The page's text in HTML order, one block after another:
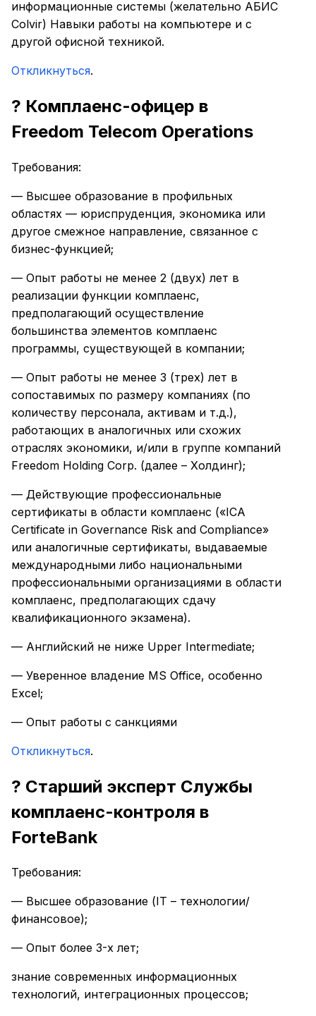
информационные системы (желательно АБИС
Colvir) Навыки работы на компьютере и с
другой офисной техникой.
Откликнуться.
? Комплаенс-офицер в
Freedom Telecom Operations
Требования:
— Высшее образование в профильных
областях — юриспруденция, экономика или
другое смежное направление, связанное с
бизнес-функцией;
— Опыт работы не менее 2 (двух) лет в
реализации функции комплаенс,
предполагающий осуществление
большинства элементов комплаенс
программы, существующей в компании;
— Опыт работы не менее 3 (трех) лет в
сопоставимых по размеру компаниях (по
количеству персонала, активам и т.д.),
работающих в аналогичных или схожих
отраслях экономики, и/или в группе компаний
Freedom Holding Corp. (далее – Холдинг);
— Действующие профессиональные
сертификаты в области комплаенс («ICA
Certificate in Governance Risk and Compliance»
или аналогичные сертификаты, выдаваемые
международными либо национальными
профессиональными организациями в области
комплаенс, предполагающих сдачу
квалификационного экзамена).
— Английский не ниже Upper Intermediate;
— Уверенное владение MS Office, особенно
Excel;
— Опыт работы с санкциями
Откликнуться.
? Старший эксперт Службы
комплаенс-контроля в
ForteBank
Требования:
— Высшее образование (IT – технологии/
финансовое);
— Опыт более 3-х лет;
знание современных информационных
технологий, интеграционных процессов;